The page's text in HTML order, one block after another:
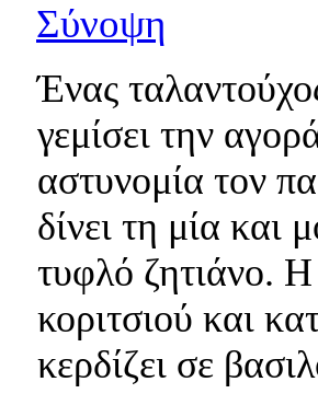
Σύνοψη
Ένας
γεμίσει την
αστυνομία τον
δίνει τη μία και
τυφλό ζητιάνο. Η
κοριτσιού και
κερδίζει σε